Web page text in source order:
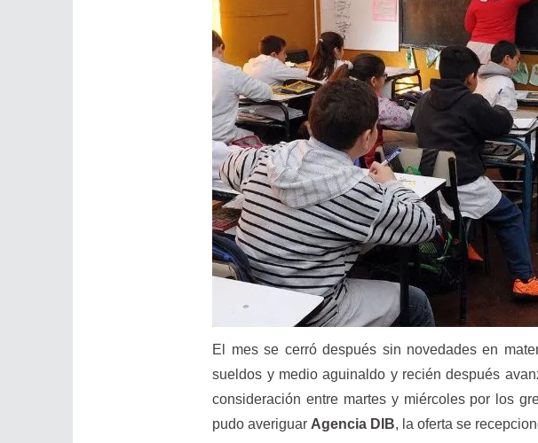
El mes se cerró después sin novedades en
sueldos y medio aguinaldo y recién después
consideración entre martes y miércoles por los
pudo averiguar Agencia DIB, la oferta se